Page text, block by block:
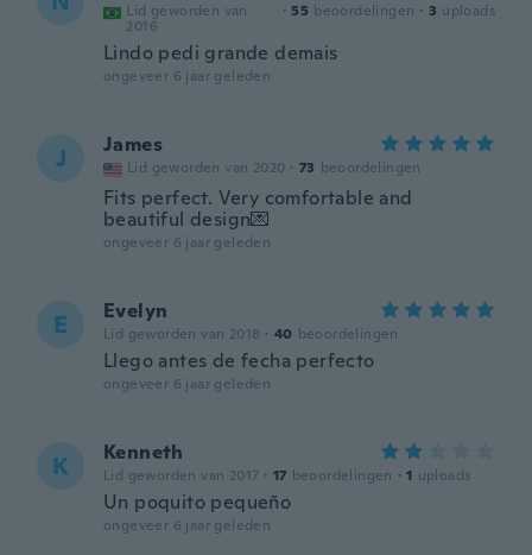
Lid geworden van
2016
· 55 beoordelingen · 3 uploads
Lindo pedi grande demais
ongeveer 6 jaar geleden
J James
Lid geworden van 2020 · 73 beoordelingen
Fits perfect. Very comfortable and
beautiful design💌
ongeveer 6 jaar geleden
E Evelyn
Lid geworden van 2018 · 40 beoordelingen
Llego antes de fecha perfecto
ongeveer 6 jaar geleden
K Kenneth
Lid geworden van 2017 · 17 beoordelingen · 1 uploads
Un poquito pequeño
ongeveer 6 jaar geleden